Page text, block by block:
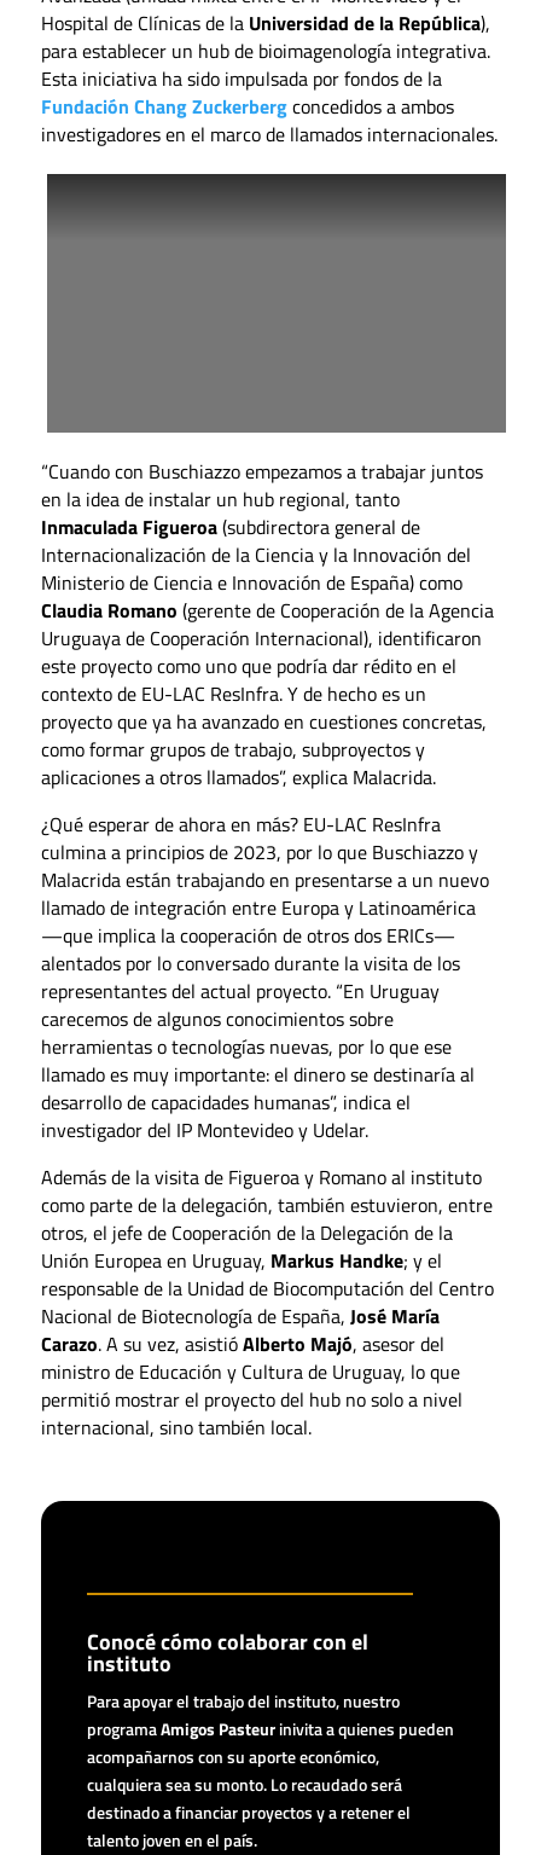
Hospital de Clínicas de la Universidad de la República),
para establecer un hub de bioimagenología integrativa.
Esta iniciativa ha sido impulsada por fondos de la
Fundación Chang Zuckerbergconcedidos a ambos
investigadores en el marco de llamados internacionales.
“Cuando con Buschiazzo empezamos a trabajar juntos
en la idea de instalar un hub regional, tanto
Inmaculada Figueroa(subdirectora general de
Internacionalización de la Ciencia y la Innovación del
Ministerio de Ciencia e Innovación de España) como
Claudia Romano (gerente de Cooperación de la Agencia
Uruguaya de Cooperación Internacional), identificaron
este proyecto como uno que podría dar rédito en el
contexto de EU-LAC ResInfra. Y de hecho es un
proyecto que ya ha avanzado en cuestiones concretas,
como formar grupos de trabajo, subproyectos y
aplicaciones a otros llamados”, explica Malacrida.
¿Qué esperar de ahora en más? EU-LAC ResInfra
culmina a principios de 2023, por lo que Buschiazzo y
Malacrida están trabajando en presentarse a un nuevo
llamado de integración entre Europa y Latinoamérica
—que implica la cooperación de otros dos ERICs—
alentados por lo conversado durante la visita de los
representantes del actual proyecto. “En Uruguay
carecemos de algunos conocimientos sobre
herramientas o tecnologías nuevas, por lo que ese
llamado es muy importante: el dinero se destinaría al
desarrollo de capacidades humanas”, indica el
investigador del IP Montevideo y Udelar.
Además de la visita de Figueroa y Romano al instituto
como parte de la delegación, también estuvieron, entre
otros, el jefe de Cooperación de la Delegación de la
Unión Europea en Uruguay, Markus Handke; y el
responsable de la Unidad de Biocomputación del Centro
Nacional de Biotecnología de España, José María
Carazo. A su vez, asistióAlberto Majó, asesor del
ministro de Educación y Cultura de Uruguay, lo que
permitió mostrar el proyecto del hub no solo a nivel
internacional, sino también local.
Conocé cómo colaborar con el
instituto
Para apoyar el trabajo del instituto, nuestro
programaAmigos Pasteur inivita a quienes pueden
acompañarnos con su aporte económico,
cualquiera sea su monto. Lo recaudado será
destinado a financiar proyectos y a retener el
talento joven en el país.